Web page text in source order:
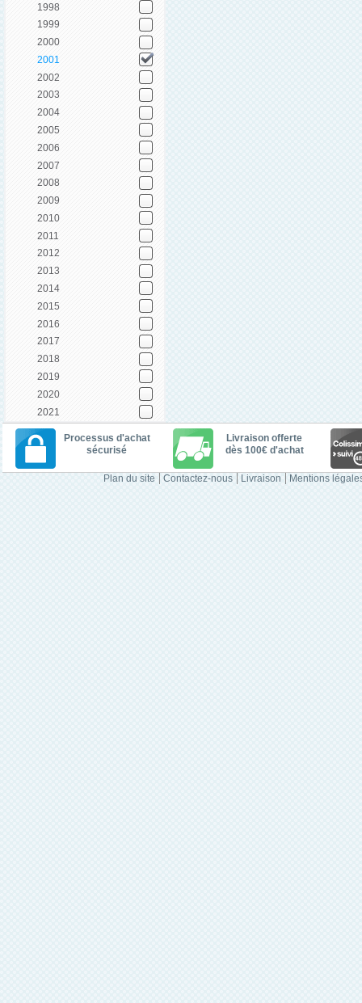
1998
1999
2000
2001
2002
2003
2004
2005
2006
2007
2008
2009
2010
2011
2012
2013
2014
2015
2016
2017
2018
2019
2020
2021
Processus d'achat
sécurisé
Livraison offerte
dès 100€ d'achat
Plan du site Contactez-nous Livraison Mentions